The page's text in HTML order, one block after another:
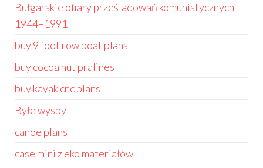
Bułgarskie ofiary prześladowań komunistycznych
1944–1991
buy 9 foot row boat plans
buy cocoa nut pralines
buy kayak cnc plans
Byłe wyspy
canoe plans
case mini z eko materiałów